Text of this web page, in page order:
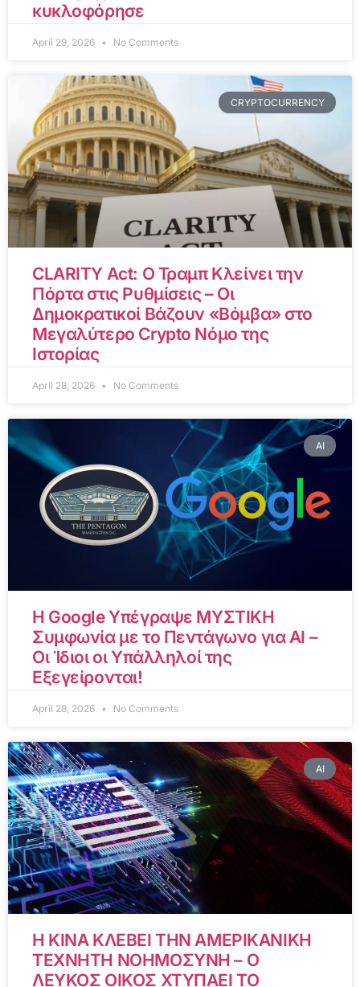
κυκλοφόρησε
April 29, 2026 No Comments
CRYPTOCURRENCY
CLARITY Act: Ο Τραμπ Κλείνει την
Πόρτα στις Ρυθμίσεις – Οι
Δημοκρατικοί Βάζουν «Βόμβα» στο
Μεγαλύτερο Crypto Νόμο της
Ιστορίας
April 28, 2026 No Comments
AI
Η Google Υπέγραψε ΜΥΣΤΙΚΗ
Συμφωνία με το Πεντάγωνο για AI –
Οι Ίδιοι οι Υπάλληλοί της
Εξεγείρονται!
April 28, 2026 No Comments
AI
Η ΚΙΝΑ ΚΛΕΒΕΙ ΤΗΝ ΑΜΕΡΙΚΑΝΙΚΗ
ΤΕΧΝΗΤΗ ΝΟΗΜΟΣΥΝΗ – Ο
ΛΕΥΚΟΣ ΟΙΚΟΣ ΧΤΥΠΑΕΙ ΤΟ